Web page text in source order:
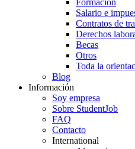
Formación
Salario e
Contratos de
Derechos
Becas
Otros
Toda la
Blog
Información
Soy empresa
Sobre StudentJob
FAQ
Contacto
International